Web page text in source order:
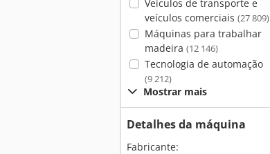
Veículos de transporte e
veículos comerciais (27 809)
Máquinas para trabalhar
madeira (12 146)
Tecnologia de automação
(9 212)
Mostrar mais
Detalhes da máquina
Fabricante: